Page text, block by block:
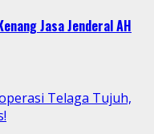
Jasa Jenderal AH
Telaga Tujuh,